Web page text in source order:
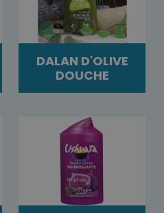
DALAN D'OLIVE
DOUCHE